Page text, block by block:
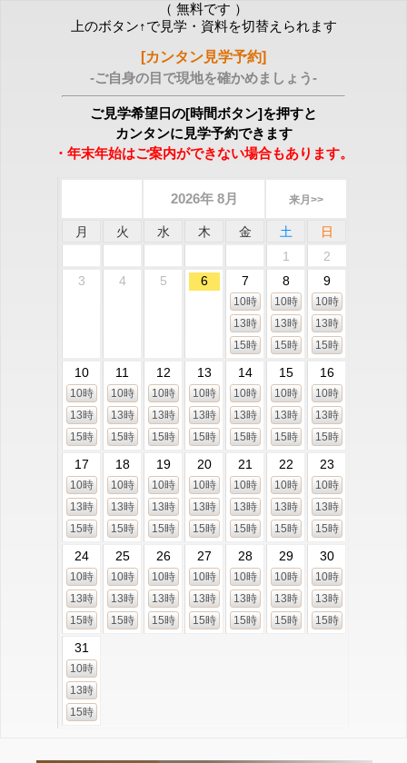
（ 無料です ）
上のボタン↑で見学・資料を切替えられます
[カンタン見学予約]
-ご自身の目で現地を確かめましょう-
ご見学希望日の[時間ボタン]を押すと
カンタンに見学予約できます
・年末年始はご案内ができない場合もあります。
2026年 8月 来月>>
月 火 水 木 金 土
日
1
2
3
4 5 6 7
10時
13時
15時
8
10時
13時
15時
9
10時
13時
15時
10
10時
13時
15時
11
10時
13時
15時
12
10時
13時
15時
13
10時
13時
15時
14
10時
13時
15時
15
10時
13時
15時
16
10時
13時
15時
17
10時
13時
15時
18
10時
13時
15時
19
10時
13時
15時
20
10時
13時
15時
21
10時
13時
15時
22
10時
13時
15時
23
10時
13時
15時
24
10時
13時
15時
25
10時
13時
15時
26
10時
13時
15時
27
10時
13時
15時
28
10時
13時
15時
29
10時
13時
15時
30
10時
13時
15時
31
10時
13時
15時